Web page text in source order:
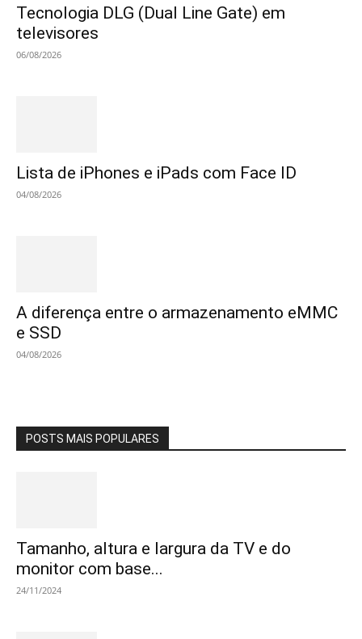
Tecnologia DLG (Dual Line Gate) em
televisores
06/08/2026
Lista de iPhones e iPads com Face ID
04/08/2026
A diferença entre o armazenamento eMMC
e SSD
04/08/2026
POSTS MAIS POPULARES
Tamanho, altura e largura da TV e do
monitor com base...
24/11/2024